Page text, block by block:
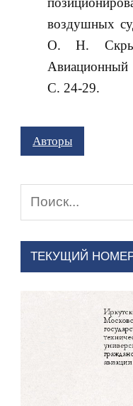
воздушных
О. Н.
С. 24-29.
Авторы
ТЕКУЩИЙ